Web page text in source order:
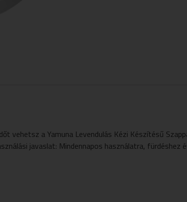
vehetsz a Yamuna Levendulás Kézi Készítésű
javaslat: Mindennapos használatra, fürdéshez